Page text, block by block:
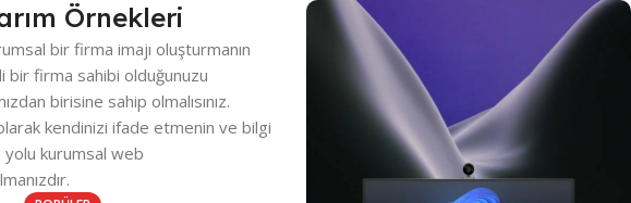
Örnekleri
bir firma imajı oluşturmanın
bir firma sahibi olduğunuzu
birisine sahip olmalısınız.
kendinizi ifade etmenin ve bilgi
yolu kurumsal web